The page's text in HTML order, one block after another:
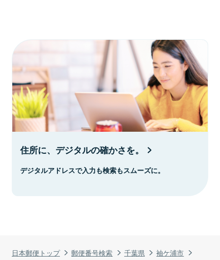
日本郵便トップ 郵便番号検索 千葉県
袖ケ浦市
住所に、デジタルの確かさを。
デジタルアドレスで入力も検索もスムーズに。